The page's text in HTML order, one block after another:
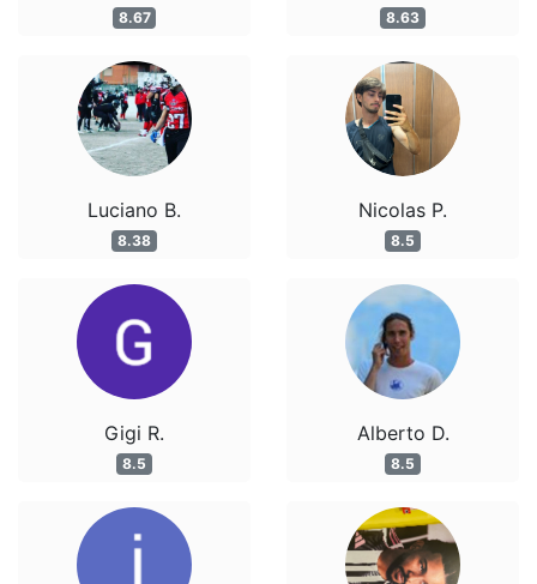
8.67
Luciano B.
8.38
Gigi R.
8.5
8.63
Nicolas P.
8.5
Alberto D.
8.5